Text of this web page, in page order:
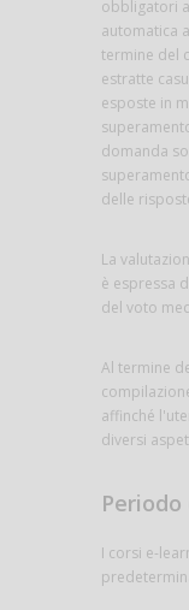
obbligatori
automatica
termine del
estratte
esposte in
domanda
delle
La
è espressa
del voto
Al termine
affinché
diversi
I corsi e-